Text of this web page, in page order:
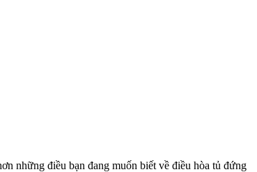
những điều bạn đang muốn biết về điều hòa tủ đứng